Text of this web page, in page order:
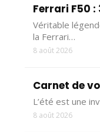
Ferrari F50
Véritable
la Ferrari…
8 août 2026
Carnet de
L’été est une
8 août 2026